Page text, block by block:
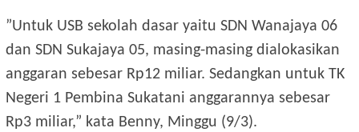
”Untuk USB sekolah dasar yaitu SDN Wanajaya 06
dan SDN Sukajaya 05, masing-masing dialokasikan
anggaran sebesar Rp12 miliar. Sedangkan untuk TK
Negeri 1 Pembina Sukatani anggarannya sebesar
Rp3 miliar,” kata Benny, Minggu (9/3).